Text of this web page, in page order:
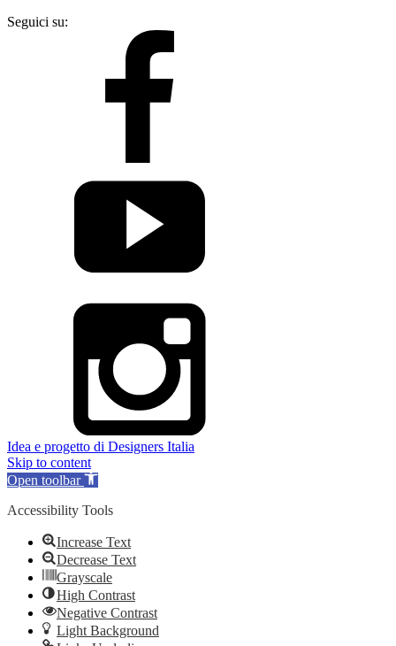
Seguici su:
Idea e progetto di Designers Italia
Skip to content
Open toolbar
Accessibility Tools
Increase Text
Decrease Text
Grayscale
High Contrast
Negative Contrast
Light Background